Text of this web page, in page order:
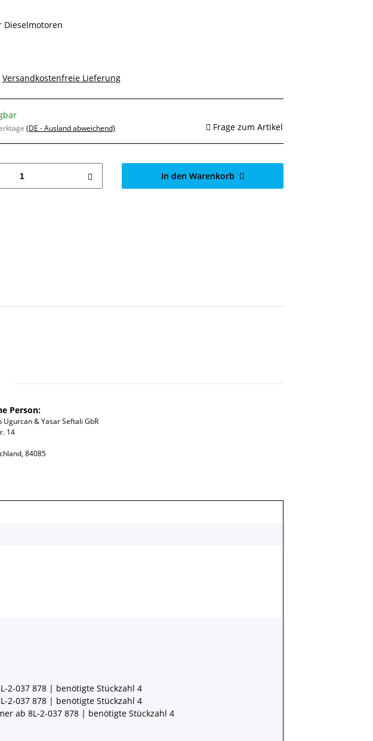
Dieselmotoren
Versandkostenfreie Lieferung
(DE - Ausland abweichend) Frage zum Artikel
In den Warenkorb
Person:
Ugurcan & Yasar Seftali GbR
14
84085
2-037 878 | benötigte Stückzahl 4
2-037 878 | benötigte Stückzahl 4
ab 8L-2-037 878 | benötigte Stückzahl 4